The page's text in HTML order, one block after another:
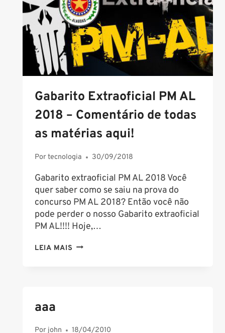
NÍVEL
MÉDIO
Gabarito Extraoficial PM AL
2018 – Comentário de todas
as matérias aqui!
Portecnologia 30/09/2018
Gabarito extraoficial PM AL 2018 Você
quer saber como se saiu na prova do
concurso PM AL 2018? Então você não
pode perder o nosso Gabarito extraoficial
PM AL!!!! Hoje,…
LEIA MAIS GABARITO
aaa
Porjohn 18/04/2010